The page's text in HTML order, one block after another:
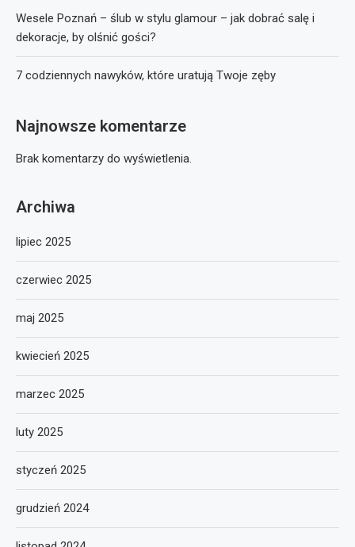
Wesele Poznań – ślub w stylu glamour – jak dobrać salę i
dekoracje, by olśnić gości?
7 codziennych nawyków, które uratują Twoje zęby
Najnowsze komentarze
Brak komentarzy do wyświetlenia.
Archiwa
lipiec 2025
czerwiec 2025
maj 2025
kwiecień 2025
marzec 2025
luty 2025
styczeń 2025
grudzień 2024